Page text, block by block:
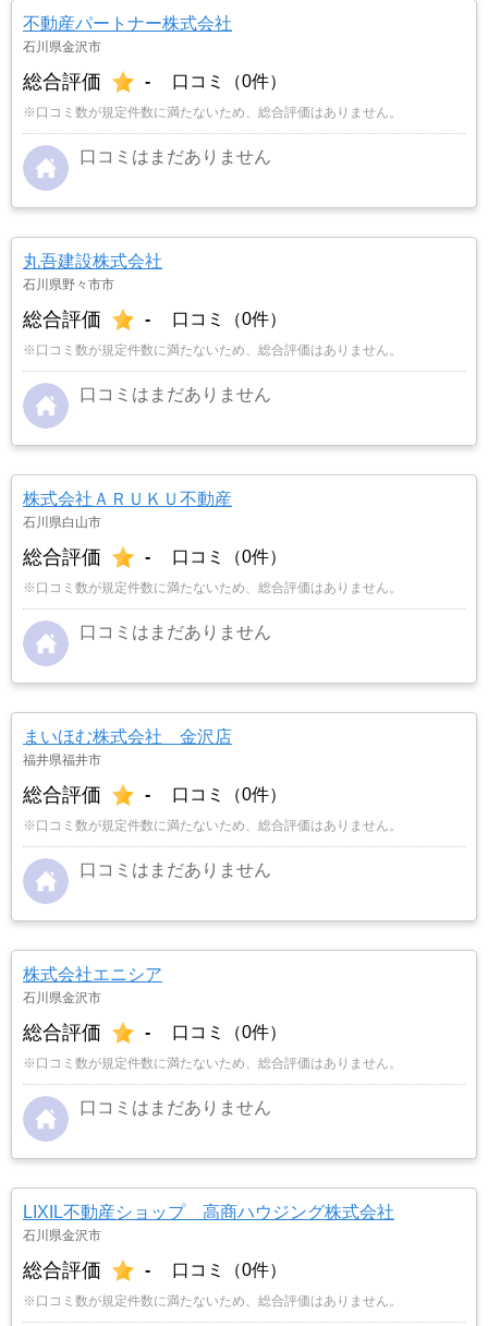
不動産パートナー株式会社
石川県金沢市
総合評価 - 口コミ（0件）
※口コミ数が規定件数に満たないため、総合評価はありません。
口コミはまだありません
丸吾建設株式会社
石川県野々市市
総合評価 - 口コミ（0件）
※口コミ数が規定件数に満たないため、総合評価はありません。
口コミはまだありません
株式会社ＡＲＵＫＵ不動産
石川県白山市
総合評価 - 口コミ（0件）
※口コミ数が規定件数に満たないため、総合評価はありません。
口コミはまだありません
まいほむ株式会社 金沢店
福井県福井市
総合評価 - 口コミ（0件）
※口コミ数が規定件数に満たないため、総合評価はありません。
口コミはまだありません
株式会社エニシア
石川県金沢市
総合評価 - 口コミ（0件）
※口コミ数が規定件数に満たないため、総合評価はありません。
口コミはまだありません
LIXIL不動産ショップ 高商ハウジング株式会社
石川県金沢市
総合評価 - 口コミ（0件）
※口コミ数が規定件数に満たないため、総合評価はありません。